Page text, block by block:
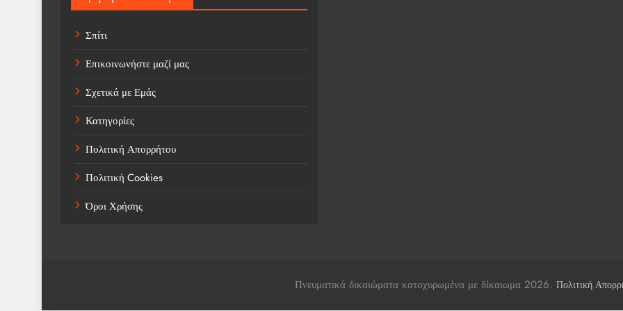
Σπίτι
Επικοινωνήστε μαζί μας
Σχετικά με Εμάς
Κατηγορίες
Πολιτική Απορρήτου
Πολιτική Cookies
Όροι Χρήσης
Πνευματικά δικαιώματα κατοχυρωμένα με δίκαιωμα 2026. Πολιτική